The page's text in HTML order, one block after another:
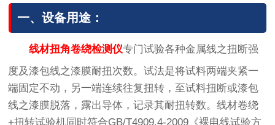
一、设备用途：
线材扭角卷绕检测仪专门试验各种金属线之扭断强
度及漆包线之漆膜耐扭次数。试法是将试料两端夹紧一
端固定不动，另一端连续往复扭转，至试料扭断或漆包
线之漆膜脱落，露出导体，记录其耐扭转数。线材卷绕
+扭转试验机同时符合GB/T4909.4-2009《裸电线试验方